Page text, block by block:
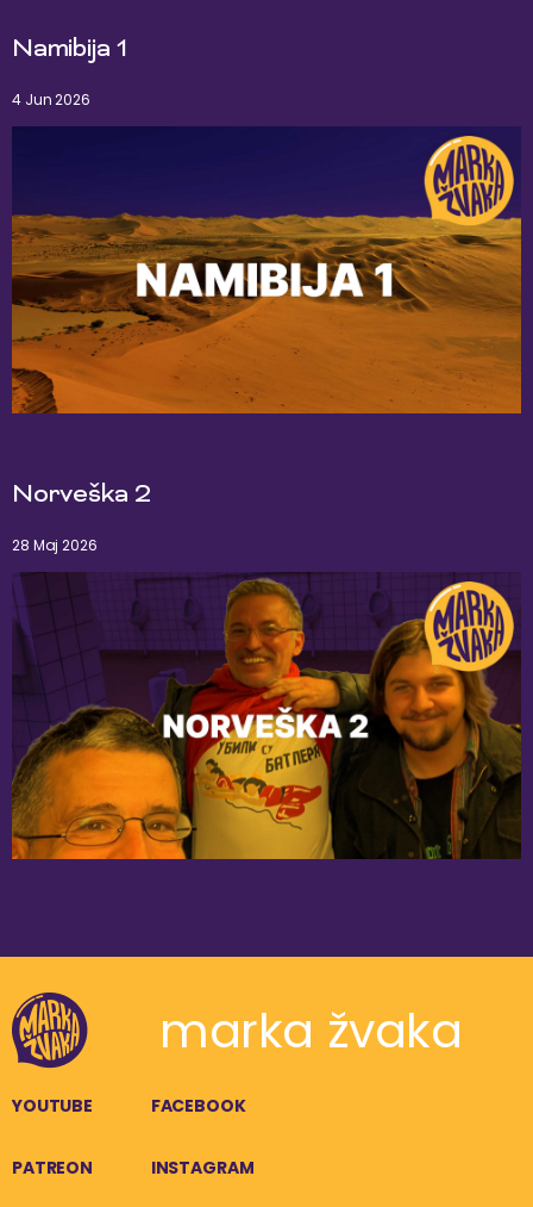
Namibija 1
4 Jun 2026
Norveška 2
28 Maj 2026
marka žvaka
YOUTUBE FACEBOOK
PATREON INSTAGRAM